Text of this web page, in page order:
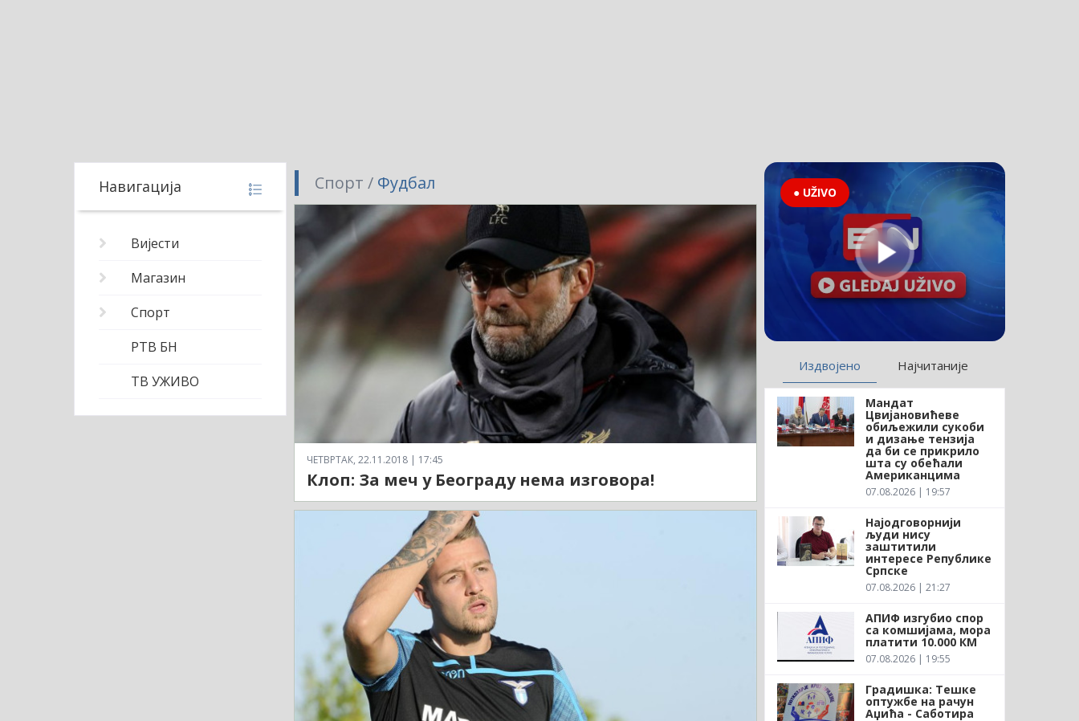
Навигација
Вијести
Магазин
Спорт
РТВ БН
ТВ УЖИВО
Спорт / Фудбал
ЧЕТВРТАК, 22.11.2018 | 17:45
Клоп: За меч у Београду нема изговора!
● UŽIVO
Издвојено Најчитаније
Мандат
Цвијановићеве
обиљежили сукоби
и дизање тензија
да би се прикрило
шта су обећали
Американцима
07.08.2026 | 19:57
Најодговорнији
људи нису
заштитили
интересе Републике
Српске
07.08.2026 | 21:27
АПИФ изгубио спор
са комшијама, мора
платити 10.000 КМ
07.08.2026 | 19:55
Градишка: Тешке
оптужбе на рачун
Аџића - Саботира